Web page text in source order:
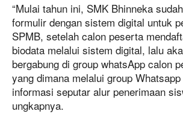
“Mulai tahun ini, SMK Bhinneka
formulir dengan sistem digital untuk
SPMB, setelah calon peserta
biodata melalui sistem digital, lalu
bergabung di group whatsApp calon
yang dimana melalui group
informasi seputar alur penerimaan
ungkapnya.